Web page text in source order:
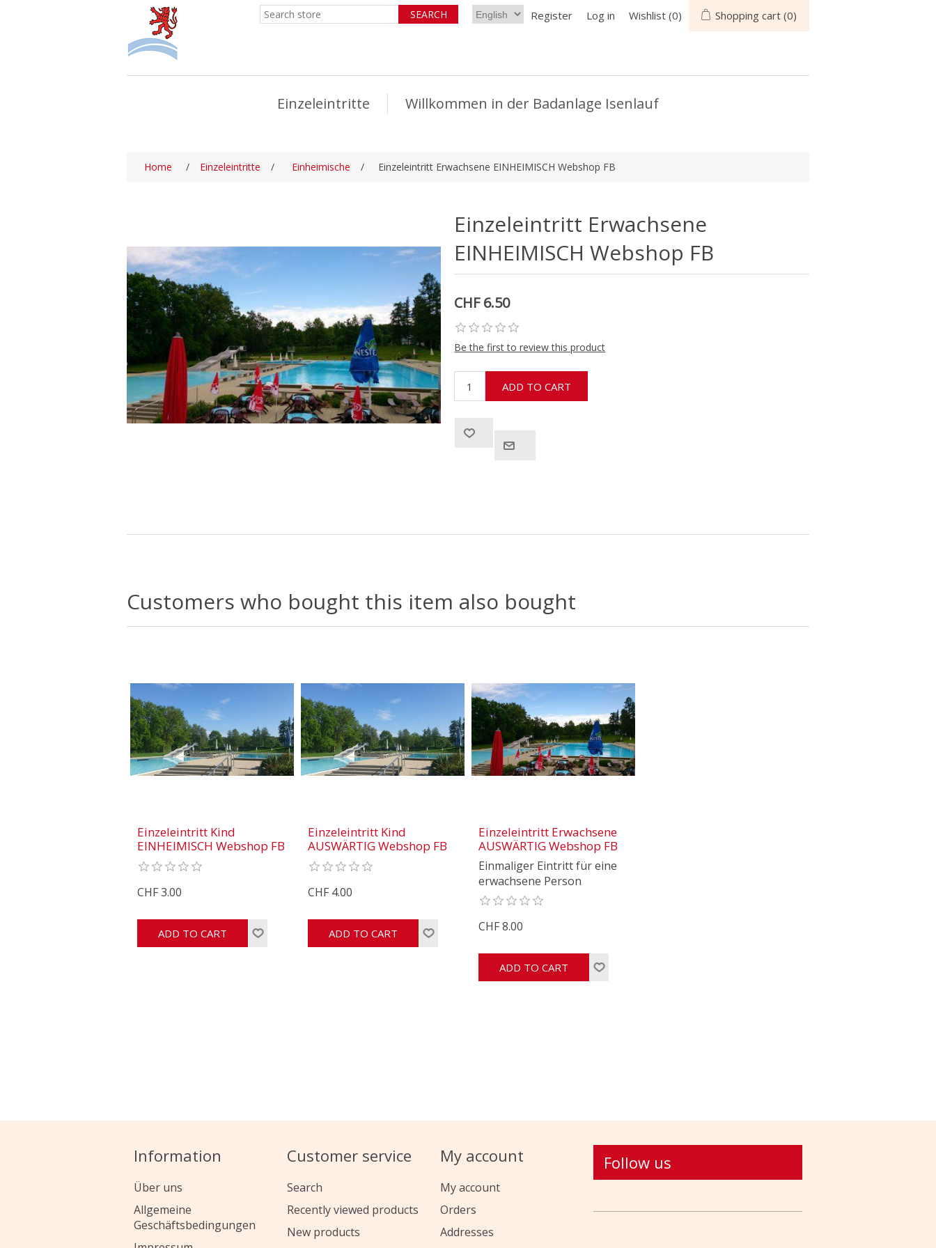
Register Log in Wishlist (0) Shopping cart (0)
Einzeleintritte Willkommen in der Badanlage Isenlauf
Home / Einzeleintritte / Einheimische / Einzeleintritt Erwachsene EINHEIMISCH Webshop FB
Einzeleintritt Erwachsene
EINHEIMISCH Webshop FB
CHF 6.50
Be the first to review this product
Customers who bought this item also bought
Einzeleintritt Kind
EINHEIMISCH Webshop FB
CHF 3.00
Einzeleintritt Kind
AUSWÄRTIG Webshop FB
CHF 4.00
Einzeleintritt Erwachsene
AUSWÄRTIG Webshop FB
Einmaliger Eintritt für eine
erwachsene Person
CHF 8.00
Information
Über uns
Allgemeine
Geschäftsbedingungen
Customer service
Search
Recently viewed products
New products
My account
My account
Orders
Addresses
Follow us